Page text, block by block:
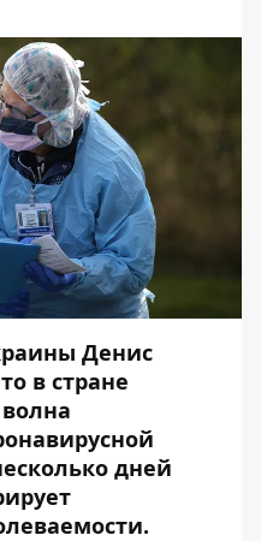
Денис
в стране
дней
.